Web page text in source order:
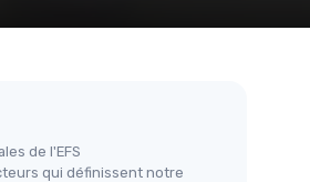
de l'EFS
qui définissent notre